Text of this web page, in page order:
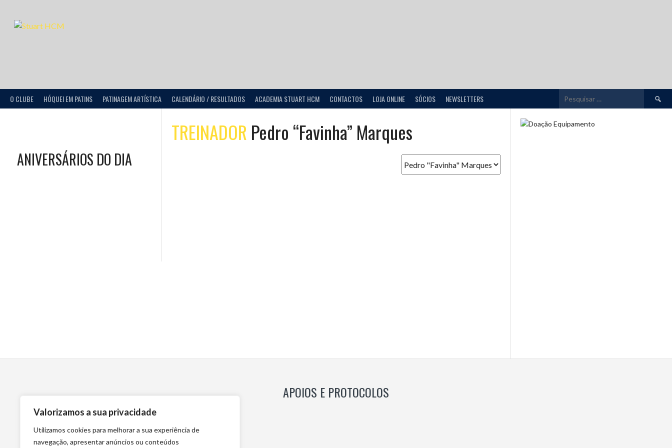
Valorizamos a sua privacidade
Utilizamos cookies para melhorar a sua experiência de
navegação, apresentar anúncios ou conteúdos
O CLUBE HÓQUEI EM PATINS PATINAGEM ARTÍSTICA CALENDÁRIO / RESULTADOS ACADEMIA STUART HCM CONTACTOS LOJA ONLINE SÓCIOS NEWSLETTERS
por:
TREINADOR Pedro “Favinha” Marques
ANIVERSÁRIOS DO DIA
APOIOS E PROTOCOLOS